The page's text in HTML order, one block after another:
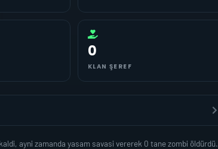
0
KLAN ŞEREF
ayni zamanda yasam savasi vererek 0 tane zombi öldürdü.